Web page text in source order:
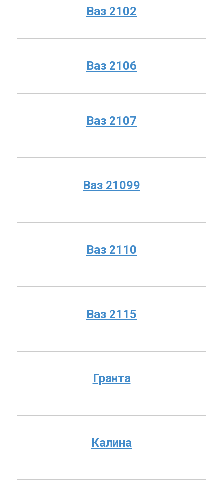
Ваз 2102
Ваз 2106
Ваз 2107
Ваз 21099
Ваз 2110
Ваз 2115
Гранта
Калина